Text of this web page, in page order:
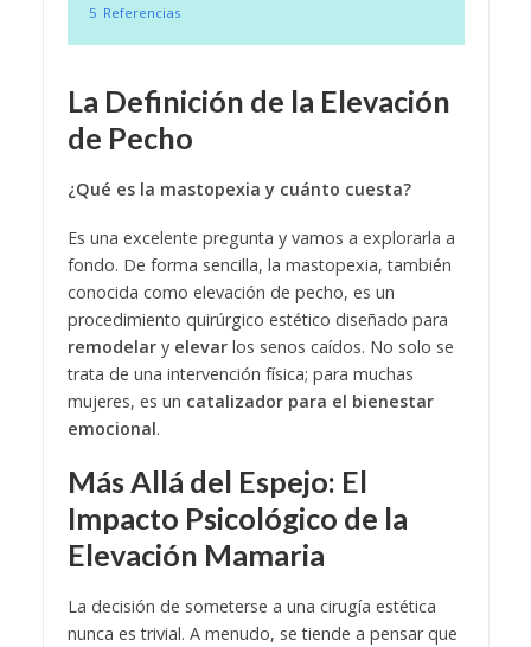
5 Referencias
La Definición de la Elevación
de Pecho
¿Qué es la mastopexia y cuánto cuesta?
Es una excelente pregunta y vamos a explorarla a
fondo. De forma sencilla, la mastopexia, también
conocida como elevación de pecho, es un
procedimiento quirúrgico estético diseñado para
remodelary elevarlos senos caídos. No solo se
trata de una intervención física; para muchas
mujeres, es un catalizador para el bienestar
emocional.
Más Allá del Espejo: El
Impacto Psicológico de la
Elevación Mamaria
La decisión de someterse a una cirugía estética
nunca es trivial. A menudo, se tiende a pensar que